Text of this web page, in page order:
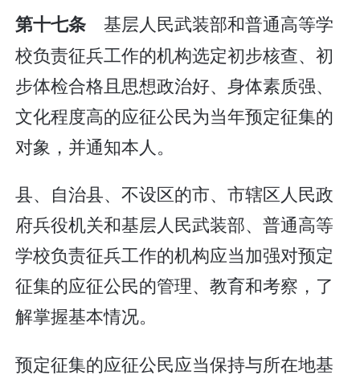
第十七条 基层人民武装部和普通高等学
校负责征兵工作的机构选定初步核查、初
步体检合格且思想政治好、身体素质强、
文化程度高的应征公民为当年预定征集的
对象，并通知本人。
县、自治县、不设区的市、市辖区人民政
府兵役机关和基层人民武装部、普通高等
学校负责征兵工作的机构应当加强对预定
征集的应征公民的管理、教育和考察，了
解掌握基本情况。
预定征集的应征公民应当保持与所在地基